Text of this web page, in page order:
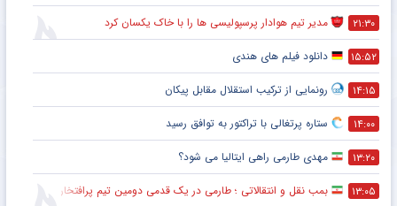
۲۱:۳۰ مدیر تیم هوادار پرسپولیسی ها را با خاک یکسان کرد
۱۵:۵۲ دانلود فیلم های هندی
۱۴:۱۵ رونمایی از ترکیب استقلال مقابل پیکان
۱۴:۰۰ ستاره پرتغالی با تراکتور به توافق رسید
۱۳:۲۰ مهدی طارمی راهی ایتالیا می شود؟
۱۳:۰۵ بمب نقل و انتقالاتی ؛ طارمی در یک قدمی دومین تیم پرافتخار اروپا